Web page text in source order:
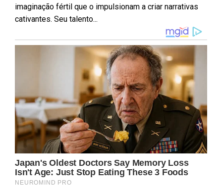
imaginação fértil que o impulsionam a criar narrativas
cativantes. Seu talento...